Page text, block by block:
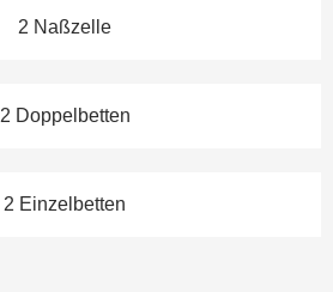
2 Naßzelle
2 Doppelbetten
2 Einzelbetten